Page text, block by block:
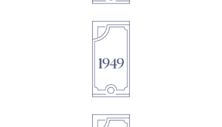
1895